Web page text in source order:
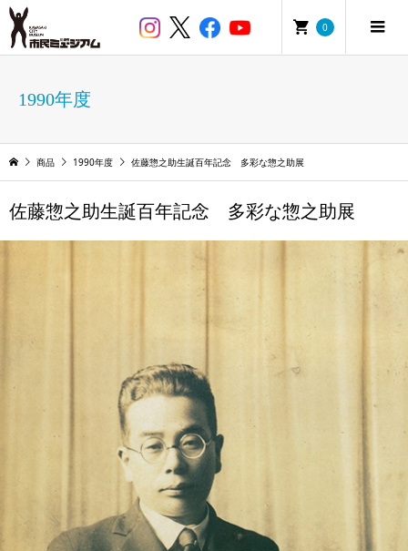
0
1990年度
商品 1990年度 佐藤惣之助生誕百年記念 多彩な惣之助展
佐藤惣之助生誕百年記念 多彩な惣之助展